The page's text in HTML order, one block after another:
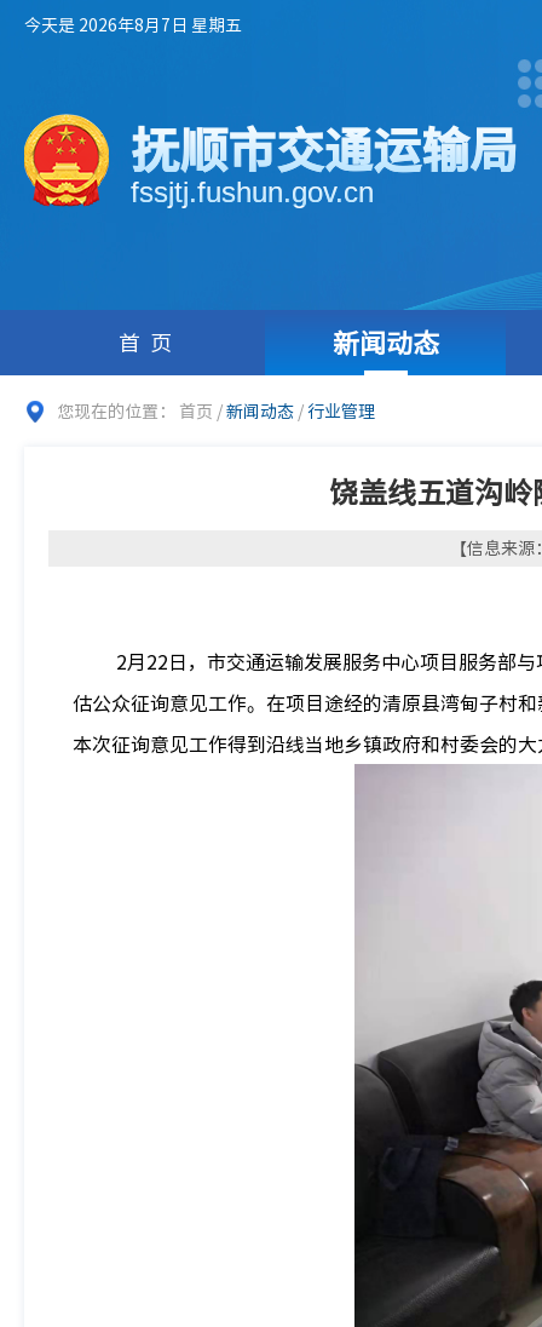
今天是 2026年8月7日 星期五
抚顺市交通运输局
fssjtj.fushun.gov.cn
首页 新闻动态
您现在的位置： 首页 /新闻动态 /行业管理
饶盖线五道沟
【信息来
2月22日，市交通运输发展服务中心项目服务部
估公众征询意见工作。在项目途经的清原县湾甸子村
本次征询意见工作得到沿线当地乡镇政府和村委会的